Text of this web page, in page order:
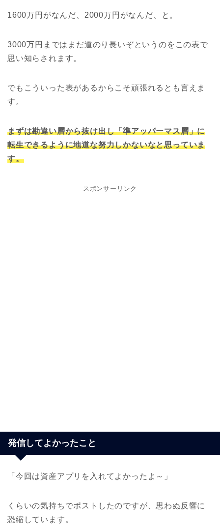
1600万円がなんだ、2000万円がなんだ、と。
3000万円まではまだ道のり長いぞというのをこの表で
思い知らされます。
でもこういった表があるからこそ頑張れるとも言えま
す。
まずは勘違い層から抜け出し「準アッパーマス層」に
転生できるように地道な努力しかないなと思っていま
す。
スポンサーリンク
発信してよかったこと
「今回は資産アプリを入れてよかったよ～」
くらいの気持ちでポストしたのですが、思わぬ反響に
恐縮しています。